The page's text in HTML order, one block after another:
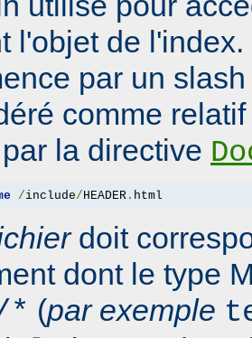
l'objet de
par un
comme
la directive
/include/ HEADER. html
doit
dont le type
* (par exemple